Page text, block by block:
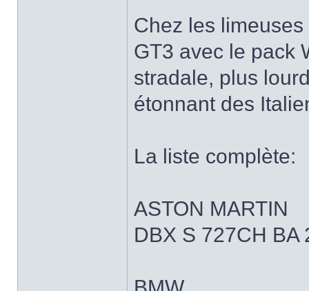
Chez les
GT3 avec le pack
stradale, plus
étonnant des
La liste complète:
ASTON MARTIN
DBX S 727CH BA